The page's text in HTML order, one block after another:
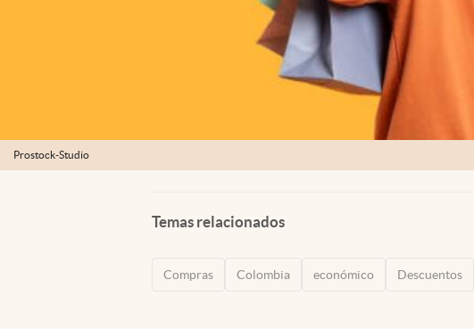
Prostock-Studio
Temas relacionados
Compras Colombia económico Descuentos